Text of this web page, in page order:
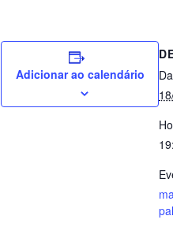
Adicionar ao calendário